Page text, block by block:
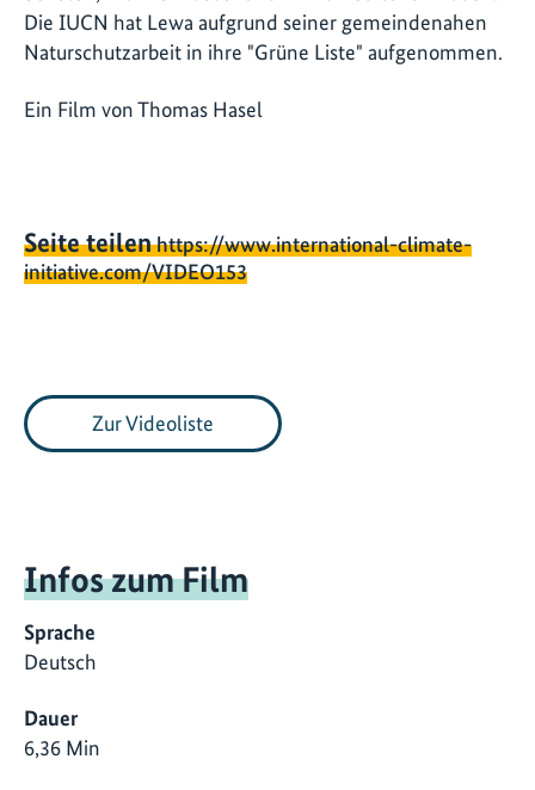
Die IUCN hat Lewa aufgrund seiner gemeindenahen
Naturschutzarbeit in ihre "Grüne Liste" aufgenommen.
Ein Film von Thomas Hasel
Seite teilenhttps://www.international-climate-
initiative.com/VIDEO153
Zur Videoliste
Infos zum Film
Sprache
Deutsch
Dauer
6,36 Min